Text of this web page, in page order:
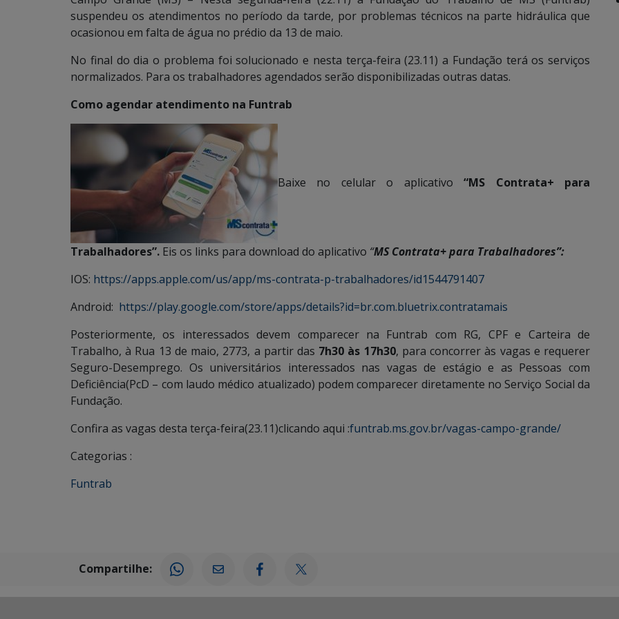
suspendeu os atendimentos no período da tarde, por problemas técnicos na parte hidráulica que
ocasionou em falta de água no prédio da 13 de maio.
No final do dia o problema foi solucionado e nesta terça-feira (23.11) a Fundação terá os serviços
normalizados. Para os trabalhadores agendados serão disponibilizadas outras datas.
Como agendar atendimento na Funtrab
Baixe no celular o aplicativo “MS Contrata+ para
Trabalhadores”. Eis os links para download do aplicativo “MS Contrata+ para Trabalhadores”:
IOS: https://apps.apple.com/us/app/ms-contrata-p-trabalhadores/id1544791407
Android: https://play.google.com/store/apps/details?id=br.com.bluetrix.contratamais
Posteriormente, os interessados devem comparecer na Funtrab com RG, CPF e Carteira de
Trabalho, à Rua 13 de maio, 2773, a partir das 7h30 às 17h30, para concorrer às vagas e requerer
Seguro-Desemprego. Os universitários interessados nas vagas de estágio e as Pessoas com
Deficiência(PcD – com laudo médico atualizado) podem comparecer diretamente no Serviço Social da
Fundação.
Confira as vagas desta terça-feira(23.11)clicando aqui :funtrab.ms.gov.br/vagas-campo-grande/
Categorias :
Funtrab
Compartilhe: